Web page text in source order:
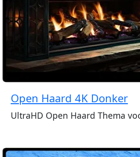
Open Haard 4K Donker
UltraHD Open Haard Thema